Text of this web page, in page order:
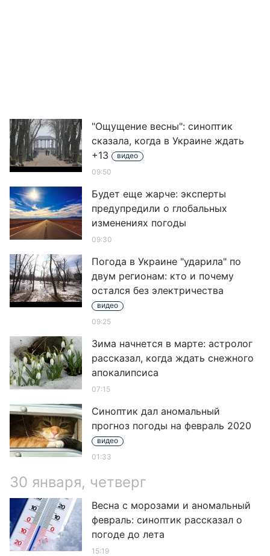
"Ощущение весны": синоптик
сказала, когда в Украине ждать
+13
видео
09:50
Будет еще жарче: эксперты
предупредили о глобальных
изменениях погоды
09:30
Погода в Украине "ударила" по
двум регионам: кто и почему
остался без электричества
видео
09:25
Зима начнется в марте: астролог
рассказал, когда ждать снежного
апокалипсиса
07:15
Синоптик дал аномальный
прогноз погоды на февраль 2020
видео
01:33
30 января, четверг
Весна с морозами и аномальный
февраль: синоптик рассказал о
погоде до лета
15:19